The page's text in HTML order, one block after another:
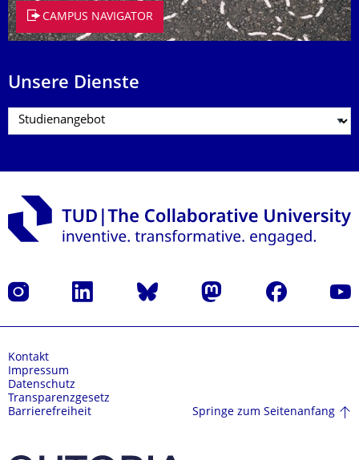
CAMPUS NAVIGATOR
Unsere Dienste
Instagram LinkedIn Bluesky Mastodon Facebook
Kontakt
Impressum
Datenschutz
Transparenzgesetz
Barrierefreiheit
Springe zum Seitenanfang